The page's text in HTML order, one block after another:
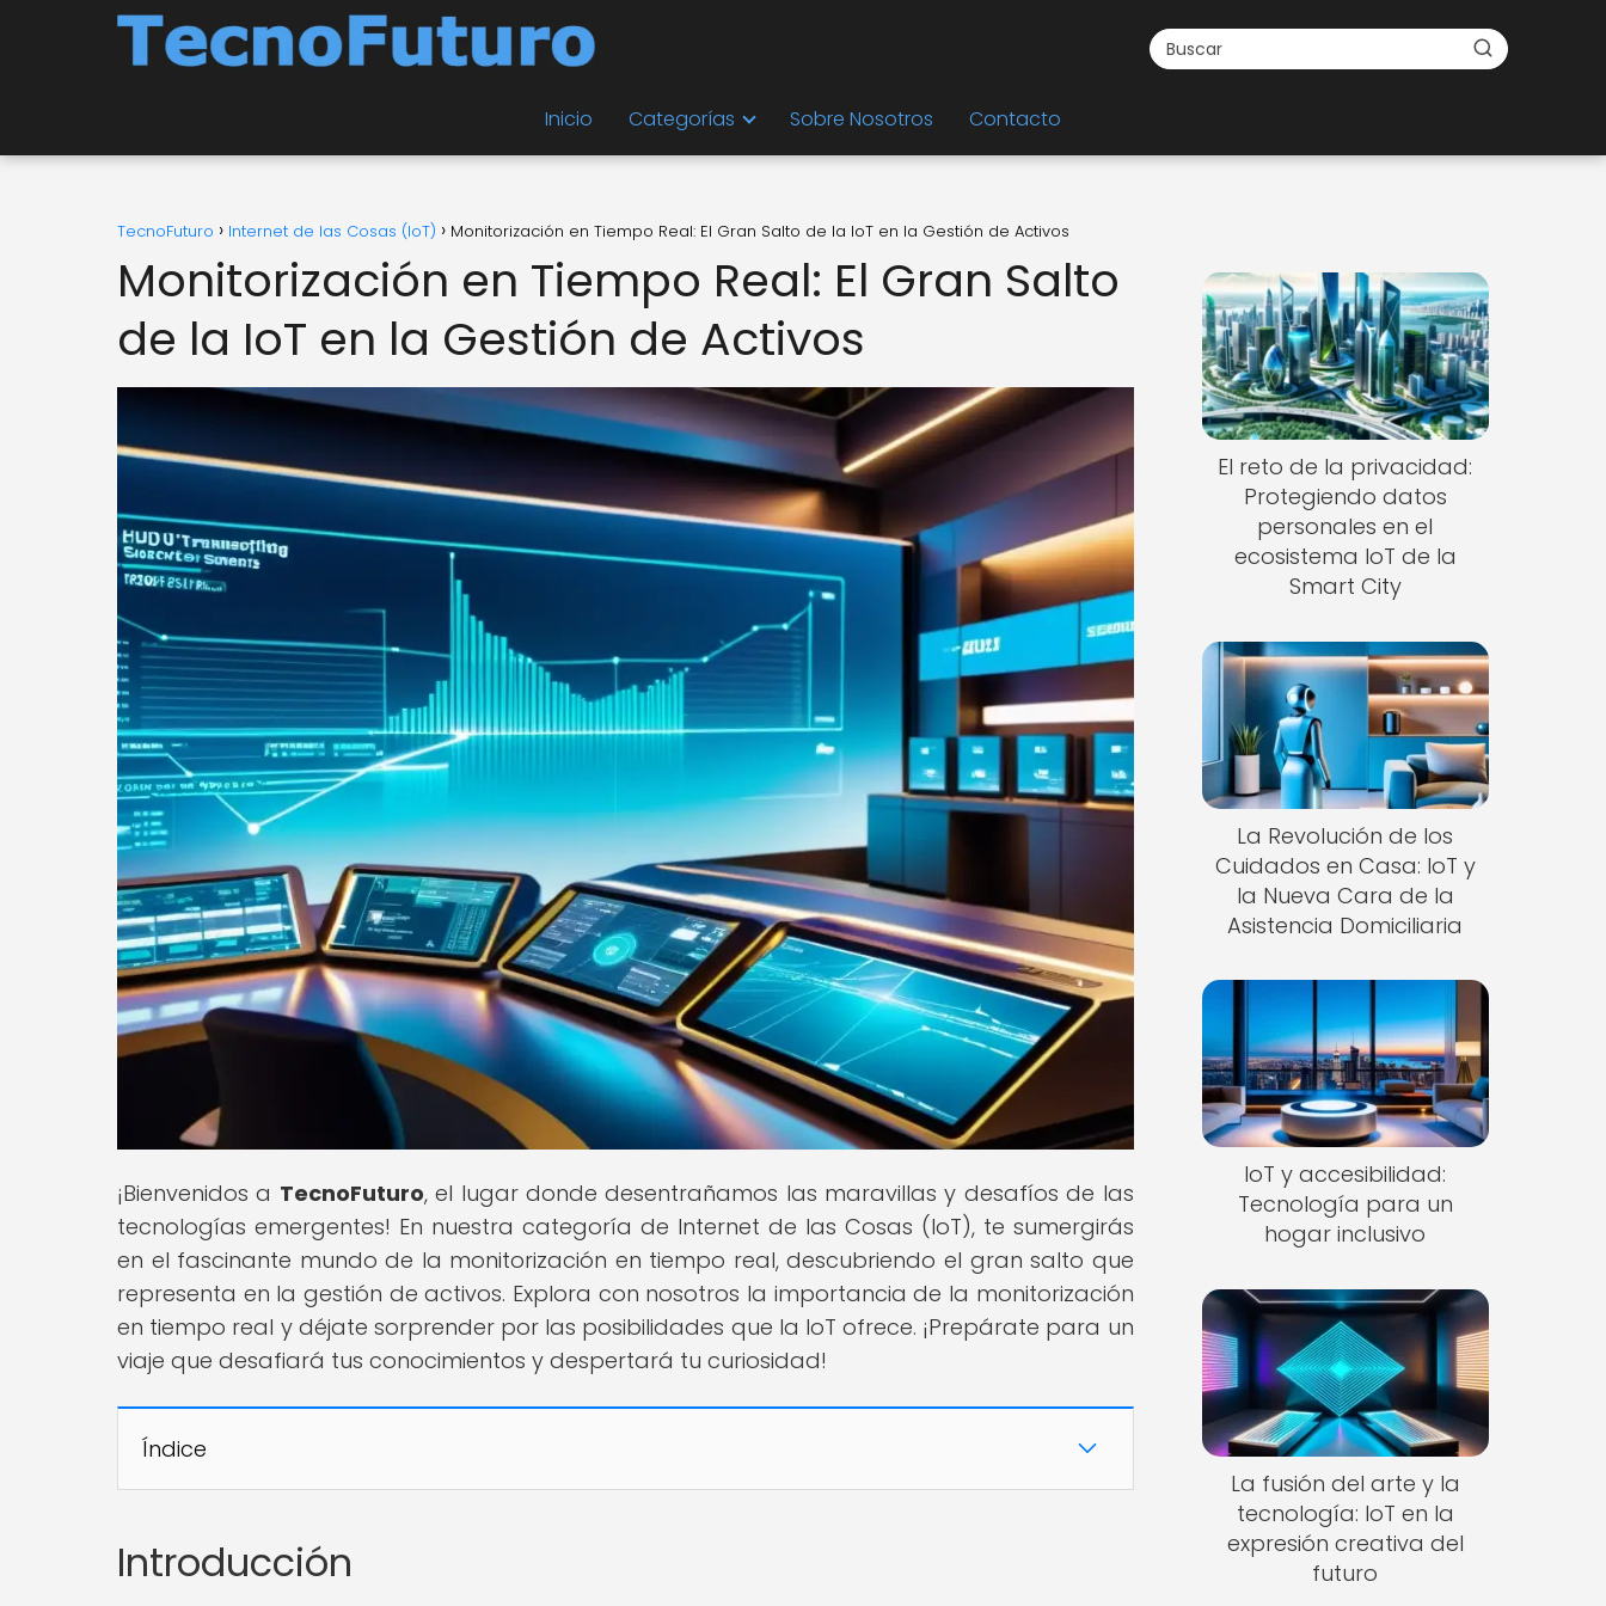
Inicio Categorías Sobre Nosotros Contacto
TecnoFuturo Internet de las Cosas (IoT) Monitorización en Tiempo Real: El Gran Salto de la IoT en la Gestión de Activos
Monitorización en Tiempo Real: El Gran Salto
de la IoT en la Gestión de Activos
¡Bienvenidos a TecnoFuturo, el lugar donde desentrañamos las maravillas y desafíos de las
tecnologías emergentes! En nuestra categoría de Internet de las Cosas (IoT), te sumergirás
en el fascinante mundo de la monitorización en tiempo real, descubriendo el gran salto que
representa en la gestión de activos. Explora con nosotros la importancia de la monitorización
en tiempo real y déjate sorprender por las posibilidades que la IoT ofrece. ¡Prepárate para un
viaje que desafiará tus conocimientos y despertará tu curiosidad!
Índice
Introducción
El reto de la privacidad:
Protegiendo datos
personales en el
ecosistema IoT de la
Smart City
La Revolución de los
Cuidados en Casa: IoT y
la Nueva Cara de la
Asistencia Domiciliaria
IoT y accesibilidad:
Tecnología para un
hogar inclusivo
La fusión del arte y la
tecnología: IoT en la
expresión creativa del
futuro